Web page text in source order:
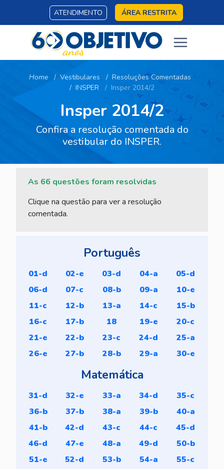
ATENDIMENTO ÁREA RESTRITA
Home Vestibulares
Resoluções Comentadas
INSPER
Insper 2014/2
Insper 2014/2
Confira a resolução comentada do
vestibular do INSPER.
As 66 questões foram resolvidas
Clique na questão para ver a resolução
comentada.
Português
01-d 02-e 03-d 04-a
05-d
06-d
07-c 08-b 09-a
10-e
11-c
12-b 13-a 14-c
15-b
16-c
17-b 18 19-e
20-c
21-e
22-b 23-c 24-d
25-a
26-e
27-b 28-b 29-a 30-e
Matemática
31-d 32-e 33-a 34-d
35-c
36-b
37-b 38-a 39-b
40-a
41-b
42-d 43-c 44-c
45-d
46-d
47-e 48-a 49-d
50-b
51-e
52-d 53-b 54-a
55-c